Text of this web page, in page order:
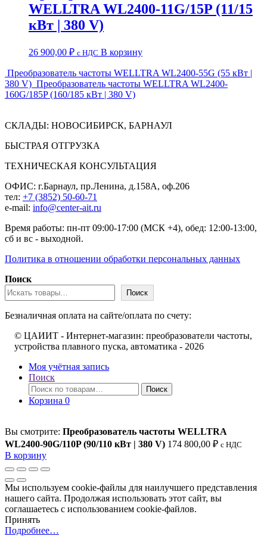
WELLTRA WL2400-11G/15P (11/15
кВт | 380 V)
26 900,00 ₽ c НДС В корзину
Преобразователь частоты WELLTRA WL2400-55G (55 кВт |
380 V) Преобразователь частоты WELLTRA WL2400-
160G/185P (160/185 кВт | 380 V)
СКЛАДЫ: НОВОСИБИРСК, БАРНАУЛ
БЫСТРАЯ ОТГРУЗКА
ТЕХНИЧЕСКАЯ КОНСУЛЬТАЦИЯ
ОФИС: г.Барнаул, пр.Ленина, д.158А, оф.206
тел: +7 (3852) 50-60-71
e-mail: info@center-ait.ru
Время работы: пн-пт 09:00-17:00 (МСК +4), обед: 12:00-13:00,
сб и вс - выходной.
Политика в отношении обработки персональных данных
Поиск
Поиск
Безналичная оплата на сайте/оплата по счету:
© ЦАИИТ - Интернет-магазин: преобразователи частоты,
устройства плавного пуска, автоматика - 2026
Моя учётная запись
Поиск
Искать:
Поиск
Корзина 0
Вы смотрите: Преобразователь частоты WELLTRA
WL2400-90G/110P (90/110 кВт | 380 V) 174 800,00 ₽ c НДС
В корзину
Мы используем cookie-файлы для наилучшего представления
нашего сайта. Продолжая использовать этот сайт, вы
соглашаетесь с использованием cookie-файлов.
Принять
Подробнее…